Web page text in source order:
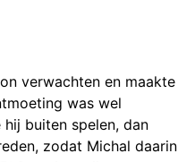
verwachten en maakte
was wel
buiten spelen, dan
zodat Michal daarin